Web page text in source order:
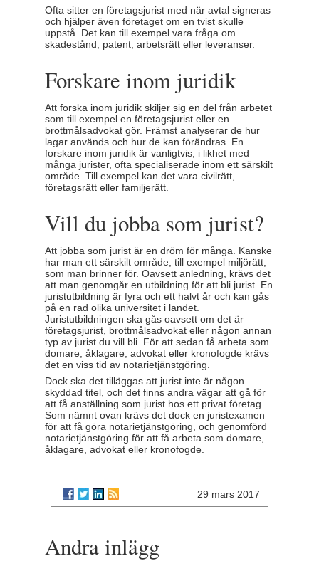
Ofta sitter en företagsjurist med när avtal signeras
och hjälper även företaget om en tvist skulle
uppstå. Det kan till exempel vara fråga om
skadestånd, patent, arbetsrätt eller leveranser.
Forskare inom juridik
Att forska inom juridik skiljer sig en del från arbetet
som till exempel en företagsjurist eller en
brottmålsadvokat gör. Främst analyserar de hur
lagar används och hur de kan förändras. En
forskare inom juridik är vanligtvis, i likhet med
många jurister, ofta specialiserade inom ett särskilt
område. Till exempel kan det vara civilrätt,
företagsrätt eller familjerätt.
Vill du jobba som jurist?
Att jobba som jurist är en dröm för många. Kanske
har man ett särskilt område, till exempel miljörätt,
som man brinner för. Oavsett anledning, krävs det
att man genomgår en utbildning för att bli jurist. En
juristutbildning är fyra och ett halvt år och kan gås
på en rad olika universitet i landet.
Juristutbildningen ska gås oavsett om det är
företagsjurist, brottmålsadvokat eller någon annan
typ av jurist du vill bli. För att sedan få arbeta som
domare, åklagare, advokat eller kronofogde krävs
det en viss tid av notarietjänstgöring.
Dock ska det tilläggas att jurist inte är någon
skyddad titel, och det finns andra vägar att gå för
att få anställning som jurist hos ett privat företag.
Som nämnt ovan krävs det dock en juristexamen
för att få göra notarietjänstgöring, och genomförd
notarietjänstgöring för att få arbeta som domare,
åklagare, advokat eller kronofogde.
29 mars 2017
Andra inlägg